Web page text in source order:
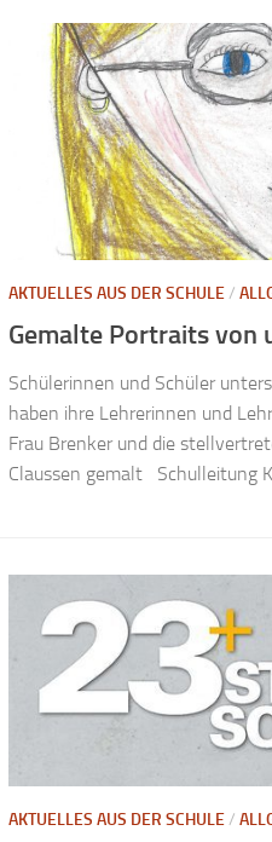
AKTUELLES AUS DER SCHULE/
Gemalte Portraits von
Schülerinnen und Schüler
haben ihre Lehrerinnen und
Frau Brenker und die
Claussen gemalt Schulleitung
AKTUELLES AUS DER SCHULE/